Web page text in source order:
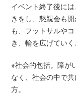
イベント終了後に
きをし、懇親会も
も、フットサルや
き、輪を広げてい
※社会的包括。障が
なく、社会の中で
方。